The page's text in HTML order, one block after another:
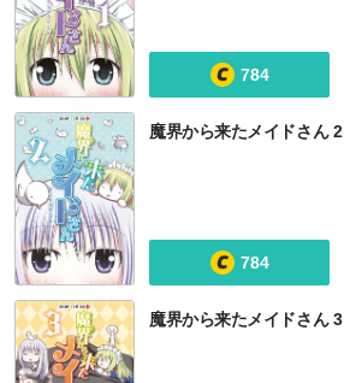
784
魔界から来たメイドさん 2
784
魔界から来たメイドさん 3